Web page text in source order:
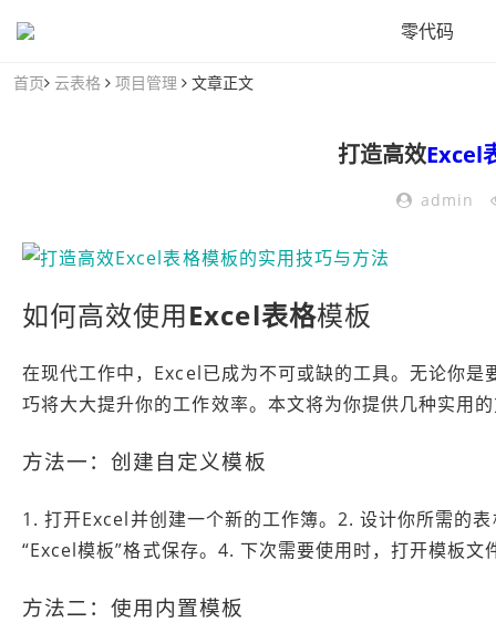
零代码
首页 云表格 项目管理 文章正文
打造高效Excel
admin
如何高效使用Excel表格模板
在现代工作中，Excel已成为不可或缺的工具。无论你
巧将大大提升你的工作效率。本文将为你提供几种实用
方法一：创建自定义模板
1. 打开Excel并创建一个新的工作簿。2. 设计你所需的
“Excel模板”格式保存。4. 下次需要使用时，打开模板文
方法二：使用内置模板